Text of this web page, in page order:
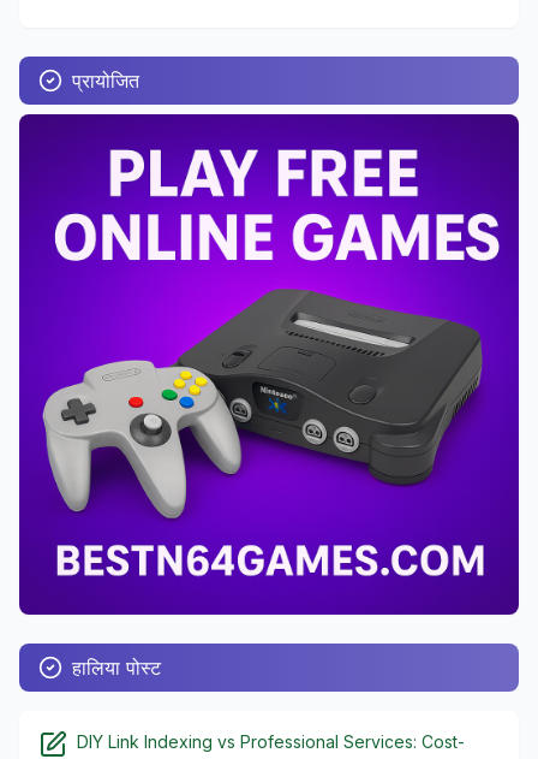
प्रायोजित
हालिया पोस्ट
DIY Link Indexing vs Professional Services: Cost-